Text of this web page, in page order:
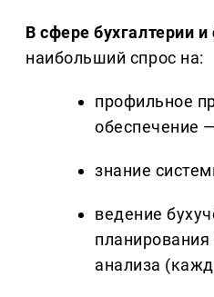
В сфере бухгалтерии
наибольший спрос на:
профильное
обеспечение
знание
ведение
анализа